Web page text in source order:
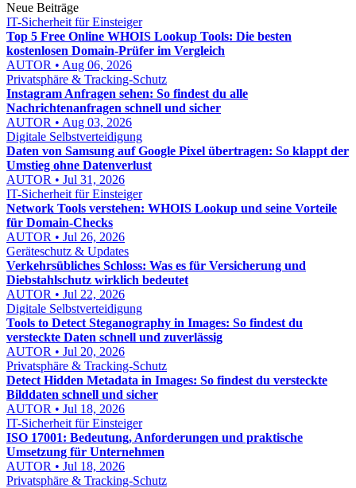
Neue Beiträge
IT-Sicherheit für Einsteiger
Top 5 Free Online WHOIS Lookup Tools: Die besten
kostenlosen Domain-Prüfer im Vergleich
AUTOR • Aug 06, 2026
Privatsphäre & Tracking-Schutz
Instagram Anfragen sehen: So findest du alle
Nachrichtenanfragen schnell und sicher
AUTOR • Aug 03, 2026
Digitale Selbstverteidigung
Daten von Samsung auf Google Pixel übertragen: So klappt der
Umstieg ohne Datenverlust
AUTOR • Jul 31, 2026
IT-Sicherheit für Einsteiger
Network Tools verstehen: WHOIS Lookup und seine Vorteile
für Domain-Checks
AUTOR • Jul 26, 2026
Geräteschutz & Updates
Verkehrsübliches Schloss: Was es für Versicherung und
Diebstahlschutz wirklich bedeutet
AUTOR • Jul 22, 2026
Digitale Selbstverteidigung
Tools to Detect Steganography in Images: So findest du
versteckte Daten schnell und zuverlässig
AUTOR • Jul 20, 2026
Privatsphäre & Tracking-Schutz
Detect Hidden Metadata in Images: So findest du versteckte
Bilddaten schnell und sicher
AUTOR • Jul 18, 2026
IT-Sicherheit für Einsteiger
ISO 17001: Bedeutung, Anforderungen und praktische
Umsetzung für Unternehmen
AUTOR • Jul 18, 2026
Privatsphäre & Tracking-Schutz